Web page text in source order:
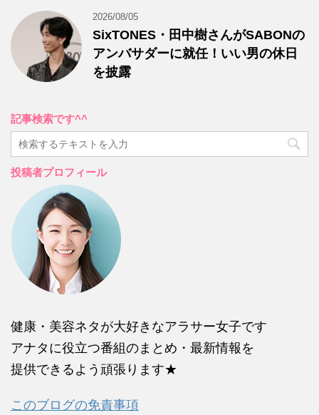
2026/08/05
SixTONES・田中樹さんがSABONの
アンバサダーに就任！いい男の休日
を披露
記事検索です^^
投稿者プロフィール
健康・美容ネタが大好きなアラサー女子です
アナタに役立つ番組のまとめ・最新情報を
提供できるよう頑張ります★
このブログの免責事項